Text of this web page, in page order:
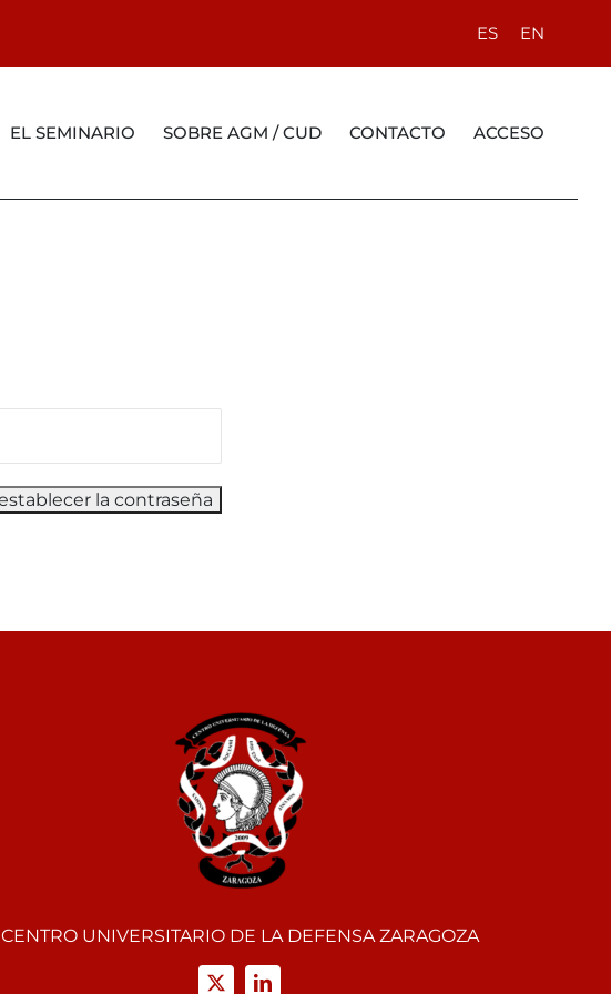
ES EN
EL SEMINARIO SOBRE AGM / CUD CONTACTO ACCESO
CENTRO UNIVERSITARIO DE LA DEFENSA ZARAGOZA